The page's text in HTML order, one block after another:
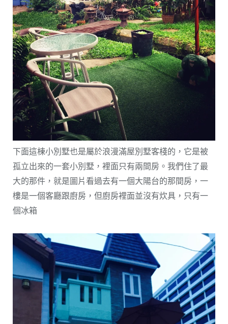
下面這棟小別墅也是屬於浪漫滿屋別墅客棧的，它是被
孤立出來的一套小別墅，裡面只有兩間房。我們住了最
大的那件，就是圖片看過去有一個大陽台的那間房，一
樓是一個客廳跟廚房，但廚房裡面並沒有炊具，只有一
個冰箱